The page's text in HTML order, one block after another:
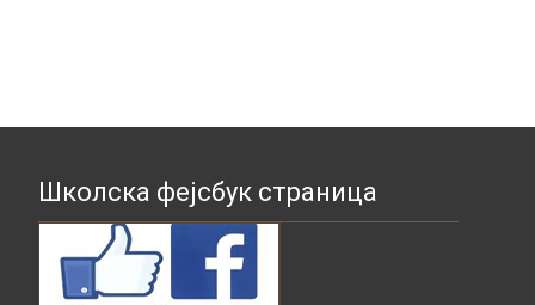
Школска фејсбук страница